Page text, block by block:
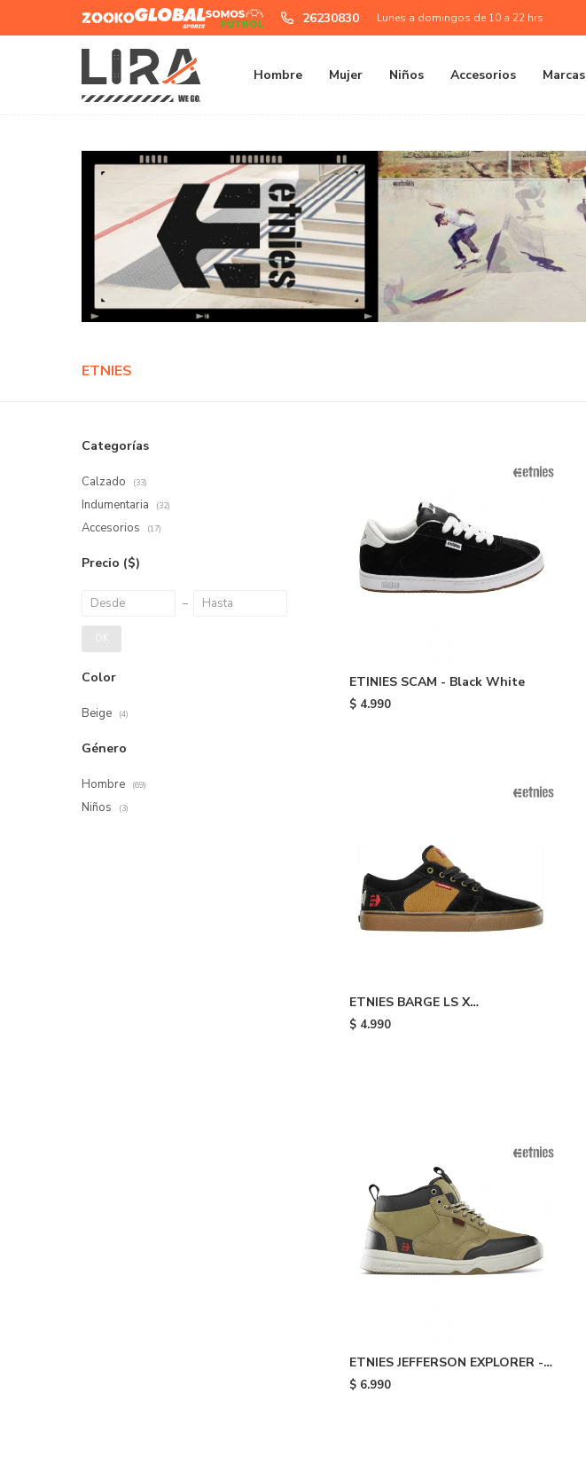
Hombre Mujer Niños Accesorios Marcas
Futbol
26230830 Lunes a domingos de 10 a 22 hrs
ETNIES
ETINIES SCAM - Black White
$ 4.990
ETNIES BARGE LS X
INDEPENDENT - Black
$ 4.990
ETNIES JEFFERSON EXPLORER -
Brown
$ 6.990
Categorías
Calzado (33)
Indumentaria (32)
Accesorios (17)
Precio ($)
OK
Color
Beige (4)
Género
Hombre (69)
Niños (3)